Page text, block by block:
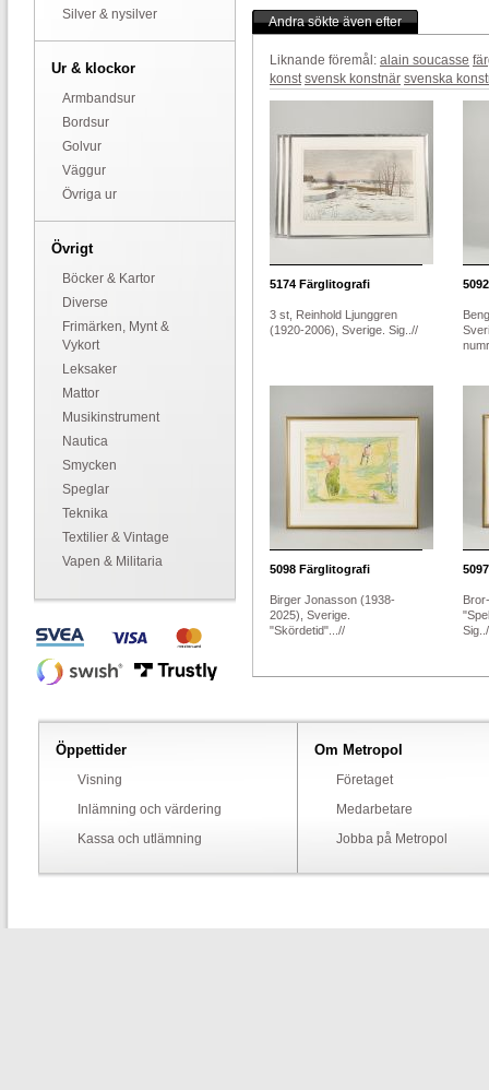
Silver & nysilver
Ur & klockor
Armbandsur
Bordsur
Golvur
Väggur
Övriga ur
Övrigt
Böcker & Kartor
Diverse
Frimärken, Mynt &
Vykort
Leksaker
Mattor
Musikinstrument
Nautica
Smycken
Speglar
Teknika
Textilier & Vintage
Vapen & Militaria
Andra sökte även efter
Liknande föremål: alain soucasse
konst svensk konstnär svenska
5174 Färglitografi
3 st, Reinhold Ljunggren
(1920-2006), Sverige. Sig..//
5092
5098 Färglitografi
Birger Jonasson (1938-
2025), Sverige.
"Skördetid"...//
5097
Öppettider
Visning
Inlämning och värdering
Kassa och utlämning
Om Metropol
Företaget
Medarbetare
Jobba på Metropol